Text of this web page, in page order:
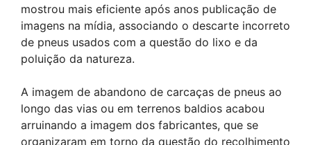
mostrou mais eficiente após anos publicação de
imagens na mídia, associando o descarte incorreto
de pneus usados com a questão do lixo e da
poluição da natureza.
A imagem de abandono de carcaças de pneus ao
longo das vias ou em terrenos baldios acabou
arruinando a imagem dos fabricantes, que se
organizaram em torno da questão do recolhimento